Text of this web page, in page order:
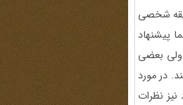
شخصی
پیشنهاد
ولی بعضی
در مورد
نظرات